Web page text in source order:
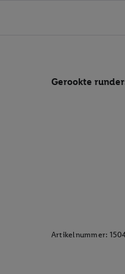
Gerookte
Artikelnummer: